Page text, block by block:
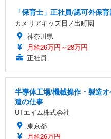
「保育士」正社員/認可外保
カメリアキッズ日ノ出町園
神奈川県
月給26万円～28万円
正社員
半導体工場/機械操作・製造
遣の仕事
UTエイム株式会社
東京都
月給26万円